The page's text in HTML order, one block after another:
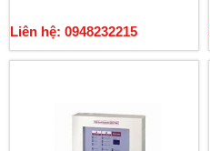
Liên hệ: 0948232215